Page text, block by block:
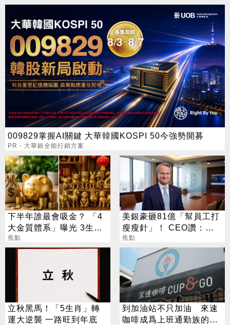
009829掌握AI關鍵 大華韓國KOSPI 50今強勢開募
PR・大華銀全能行銷方案
下半年誰最會吸金？ 「4
大金質體系」曝光 3生肖
偏財旺到「錢自己找上
門」
焦點
美銀豪砸81億「幫員工打
瘦瘦針」！ CEO讚：一
項值得的投資
焦點
立秋黑馬！「5生肖」轉
運大逆襲 一路旺到年底
到加油站不只加油 來速
咖啡成爲上班通勤族的新